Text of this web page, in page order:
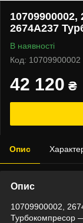
10709900002,
2674A237
В наявності
Код: 10709900002
42 120 ₴
Опис
Опис
10709900002,
Турбокомпресор